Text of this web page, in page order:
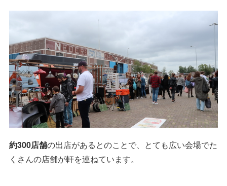
約300店舗の出店があるとのことで、とても広い会場でた
くさんの店舗が軒を連ねています。